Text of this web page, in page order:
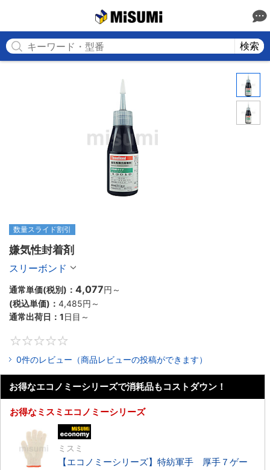
検索
数量スライド割引
嫌気性封着剤
スリーボンド
通常単価(税別)： 4,077円 ～
(税込単価)： 4,485円 ～
通常出荷日： 1日目～
0件のレビュー（商品レビューの投稿ができます）
お得なエコノミーシリーズで消耗品もコストダウン！
お得なミスミエコノミーシリーズ
ミスミ
【エコノミーシリーズ】特紡軍手 厚手７ゲー